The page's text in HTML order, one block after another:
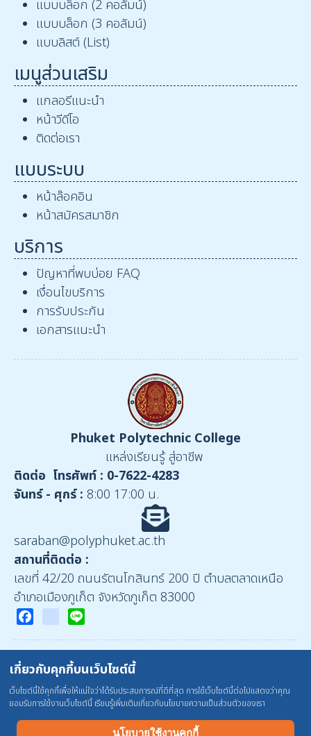
เกี่ยวกับคุกกี้บนเว็บไซต์นี้
เว็บไซต์นี้ใช้คุกกี้เพื่อให้แน่ใจว่าได้รับประสบการณ์ที่ดีที่สุด การใช้เว็บไซต์นี้ต่อไปแสดงว่าคุณ
ยอมรับการใช้งานเว็บไซต์นี้ เรียนรู้เพิ่มเติมเกี่ยวกับนโยบายความเป็นส่วนตัวของเรา
นโยบายใช้งานคุกกี้
แบบบล็อก (2 คอลัมน์)
แบบบล็อก (3 คอลัมน์)
แบบลิสต์ (List)
เมนูส่วนเสริม
แกลอรีแนะนำ
หน้าวีดีโอ
ติดต่อเรา
แบบระบบ
หน้าล๊อคอิน
หน้าสมัครสมาชิก
บริการ
ปัญหาที่พบบ่อย FAQ
เงื่อนไขบริการ
การรับประกัน
เอกสารแนะนำ
Phuket Polytechnic College
แหล่งเรียนรู้ สู่อาชีพ
ติดต่อ โทรศัพท์ : 0-7622-4283
จันทร์ - ศุกร์ : 8:00 17:00 น.
saraban@polyphuket.ac.th
สถานที่ติดต่อ :
เลขที่ 42/20 ถนนรัตนโกสินทร์ 200 ปี ตำบลตลาดเหนือ
อำเภอเมืองภูเก็ต จังหวัดภูเก็ต 83000
รูปภาพจาก : pexels และ freepik
แผนผังเว็บไซต์| คำถามที่พบบ่อย| นโยบายเว็บไซต์
ลิขสิทธิ์ © 2569 วิทยาลัยสารพัดช่างภูเก็ต